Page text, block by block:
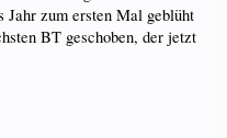
Jahr zum ersten Mal geblüht
BT geschoben, der jetzt